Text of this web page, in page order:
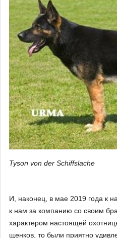
Tyson von der Schiffslache
И, наконец, в мае 2019 года к
к нам за компанию со своим
характером настоящей
щенков, то были приятно